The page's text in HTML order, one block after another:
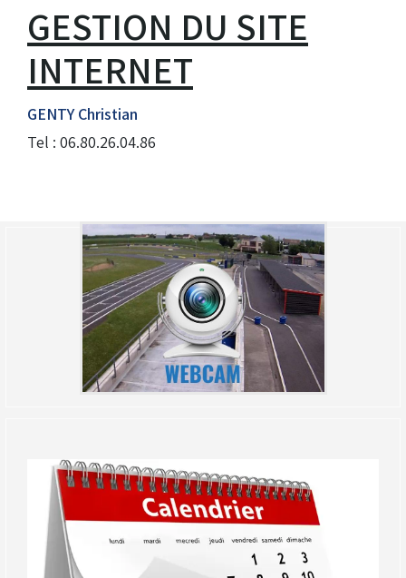
Droit de piste annuel autre club : voir avec le RKO
GESTION DU SITE
INTERNET
GENTY Christian
Tel : 06.80.26.04.86